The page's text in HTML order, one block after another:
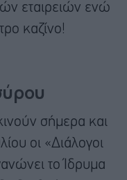
εταιρειών ενώ
καζίνο!
σήμερα και
οι «Διάλογοι
το Ίδρυμα